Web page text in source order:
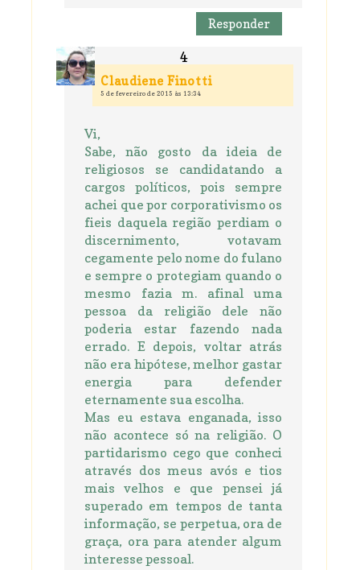
Responder
Claudiene Finotti
5 de fevereiro de 2015 às 13:34
Vi,
Sabe, não gosto da ideia de
religiosos se candidatando a
cargos políticos, pois sempre
achei que por corporativismo os
fieis daquela região perdiam o
discernimento, votavam
cegamente pelo nome do fulano
e sempre o protegiam quando o
mesmo fazia m. afinal uma
pessoa da religião dele não
poderia estar fazendo nada
errado. E depois, voltar atrás
não era hipótese, melhor gastar
energia para defender
eternamente sua escolha.
Mas eu estava enganada, isso
não acontece só na religião. O
partidarismo cego que conheci
através dos meus avós e tios
mais velhos e que pensei já
superado em tempos de tanta
informação, se perpetua, ora de
graça, ora para atender algum
interesse pessoal.